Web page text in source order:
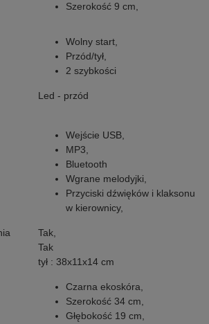
Szerokość 9 cm,
Wolny start,
Przód/tył,
2 szybkości
Led - przód
Wejście USB,
MP3,
Bluetooth
Wgrane melodyjki,
Przyciski dźwięków i klaksonu
w kierownicy,
Tak,
Tak
tył : 38x11x14 cm
Czarna ekoskóra,
Szerokość 34 cm,
Głębokość 19 cm,